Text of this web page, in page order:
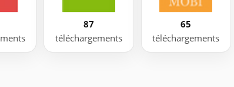
87
téléchargements
65
téléchargements